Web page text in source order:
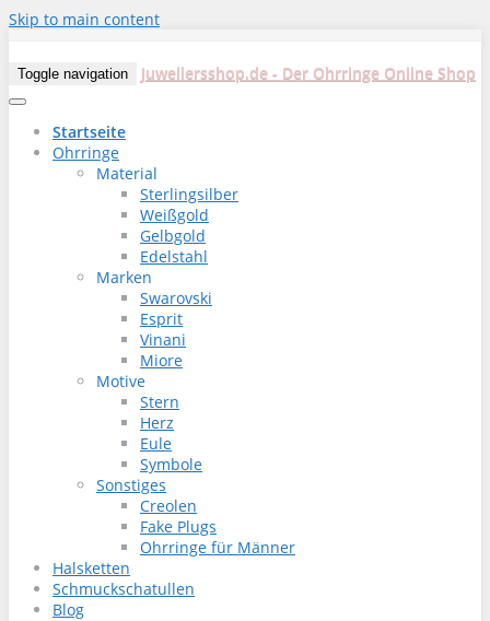
Skip to main content
Toggle navigation Juweliersshop.de - Der Ohrringe Online Shop
Startseite
Ohrringe
Material
Sterlingsilber
Weißgold
Gelbgold
Edelstahl
Marken
Swarovski
Esprit
Vinani
Miore
Motive
Stern
Herz
Eule
Symbole
Sonstiges
Creolen
Fake Plugs
Ohrringe für Männer
Halsketten
Schmuckschatullen
Blog